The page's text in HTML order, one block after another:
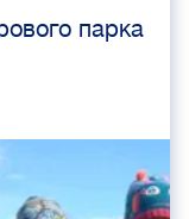
парка